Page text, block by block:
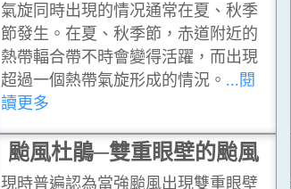
氣旋同時出現的情况通常在夏、秋季
節發生。在夏、秋季節，赤道附近的
熱帶輻合帶不時會變得活躍，而出現
超過一個熱帶氣旋形成的情況。 ...閱
讀更多
颱風杜鵑─雙重眼壁的颱風
現時普遍認為當強颱風出現雙重眼壁